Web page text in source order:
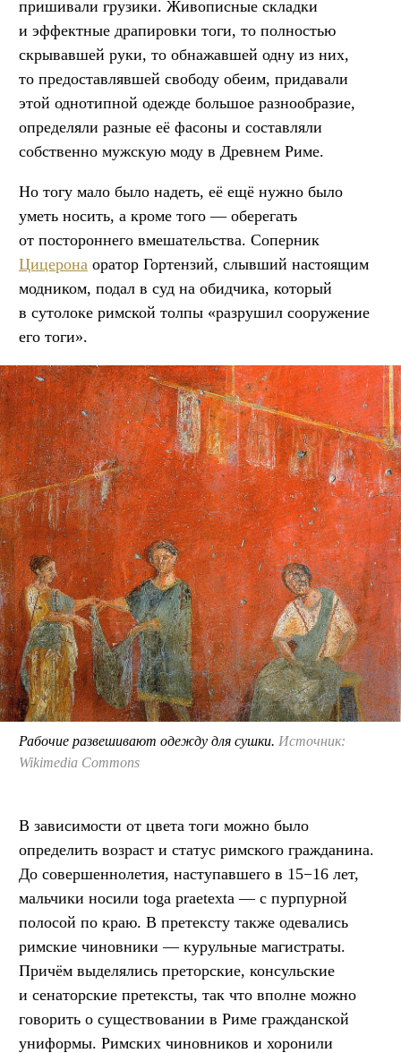
пришивали грузики. Живописные складки
и эффектные драпировки тоги, то полностью
скрывавшей руки, то обнажавшей одну из них,
то предоставлявшей свободу обеим, придавали
этой однотипной одежде большое разнообразие,
определяли разные её фасоны и составляли
собственно мужскую моду в Древнем Риме.
Но тогу мало было надеть, её ещё нужно было
уметь носить, а кроме того — оберегать
от постороннего вмешательства. Соперник
Цицерона оратор Гортензий, слывший настоящим
модником, подал в суд на обидчика, который
в сутолоке римской толпы «разрушил сооружение
его тоги».
Рабочие развешивают одежду для сушки. Источник:
Wikimedia Commons
В зависимости от цвета тоги можно было
определить возраст и статус римского гражданина.
До совершеннолетия, наступавшего в 15−16 лет,
мальчики носили toga praetexta — с пурпурной
полосой по краю. В претексту также одевались
римские чиновники — курульные магистраты.
Причём выделялись преторские, консульские
и сенаторские претексты, так что вполне можно
говорить о существовании в Риме гражданской
униформы. Римских чиновников и хоронили